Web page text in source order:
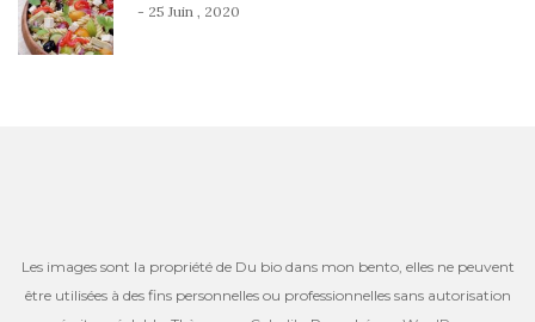
- 25 Juin , 2020
Les images sont la propriété de Du bio dans mon bento, elles ne peuvent
être utilisées à des fins personnelles ou professionnelles sans autorisation